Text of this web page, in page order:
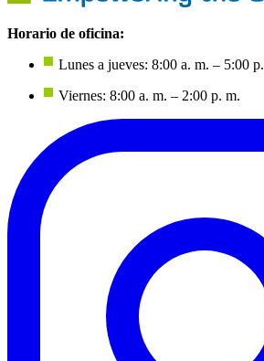
Horario de oficina:
Lunes a jueves: 8:00 a. m. – 5:00
Viernes: 8:00 a. m. – 2:00 p. m.